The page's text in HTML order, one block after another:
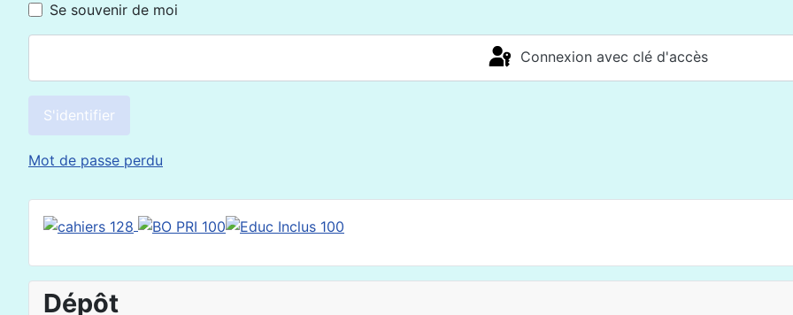
Se souvenir de moi
Connexion avec clé d'accès
S'identifier
Mot de passe perdu
Dépôt